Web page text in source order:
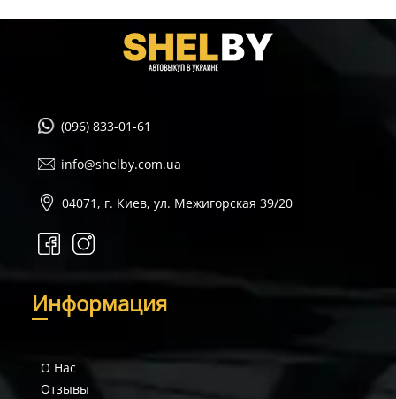
(096) 833-01-61
info@shelby.com.ua
04071, г. Киев, ул. Межигорская 39/20
Информация
О Нас
Отзывы